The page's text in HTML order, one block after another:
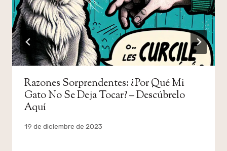
Razones Sorprendentes: ¿Por Qué Mi
Gato No Se Deja Tocar? – Descúbrelo
Aquí
Por
19 de diciembre de 2023